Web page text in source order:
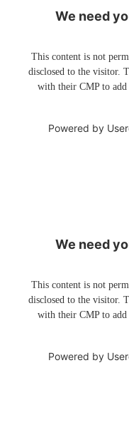
We need
This content is not
disclosed to the visitor.
with their CMP to
Powered by
We need
This content is not
disclosed to the visitor.
with their CMP to
Powered by